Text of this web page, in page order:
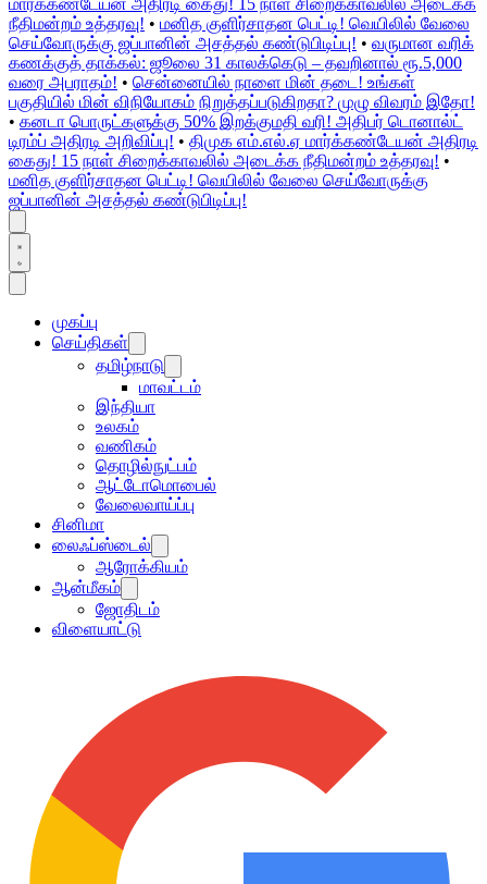
மார்க்கண்டேயன் அதிரடி கைது! 15 நாள் சிறைக்காவலில் அடைக்க
நீதிமன்றம் உத்தரவு! • மனித குளிர்சாதன பெட்டி! வெயிலில் வேலை
செய்வோருக்கு ஜப்பானின் அசத்தல் கண்டுபிடிப்பு! • வருமான வரிக்
கணக்குத் தாக்கல்: ஜூலை 31 காலக்கெடு – தவறினால் ரூ.5,000
வரை அபராதம்! • சென்னையில் நாளை மின் தடை! உங்கள்
பகுதியில் மின் விநியோகம் நிறுத்தப்படுகிறதா? முழு விவரம் இதோ!
• கனடா பொருட்களுக்கு 50% இறக்குமதி வரி! அதிபர் டொனால்ட்
டிரம்ப் அதிரடி அறிவிப்பு! • திமுக எம்.எல்.ஏ மார்க்கண்டேயன் அதிரடி
கைது! 15 நாள் சிறைக்காவலில் அடைக்க நீதிமன்றம் உத்தரவு! •
மனித குளிர்சாதன பெட்டி! வெயிலில் வேலை செய்வோருக்கு
ஜப்பானின் அசத்தல் கண்டுபிடிப்பு!
முகப்பு
செய்திகள்
தமிழ்நாடு
மாவட்டம்
இந்தியா
உலகம்
வணிகம்
தொழில்நுட்பம்
ஆட்டோமொபைல்
வேலைவாய்ப்பு
சினிமா
லைஃப்ஸ்டைல்
ஆரோக்கியம்
ஆன்மீகம்
ஜோதிடம்
விளையாட்டு